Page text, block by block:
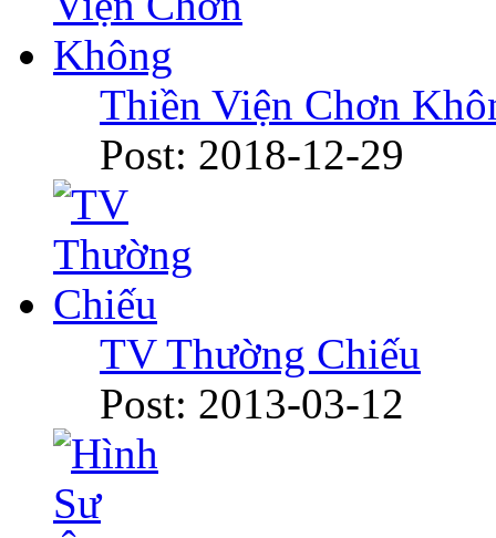
Thiền Viện Chơn
Post: 2018-12-29
TV Thường Chiếu
Post: 2013-03-12